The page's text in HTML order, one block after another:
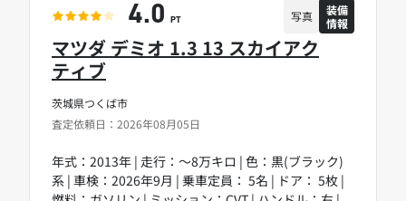
茨城県つくば市
査定依頼日：2026年08月05日
マツダ デミオ 1.3 13 スカイアク
ティブ
年式：2013年 | 走行：～8万キロ | 色：黒(ブラック)
系 | 車検：2026年9月 | 乗車定員： 5名 | ドア： 5枚 |
4.0 PT 写真
装備
情報